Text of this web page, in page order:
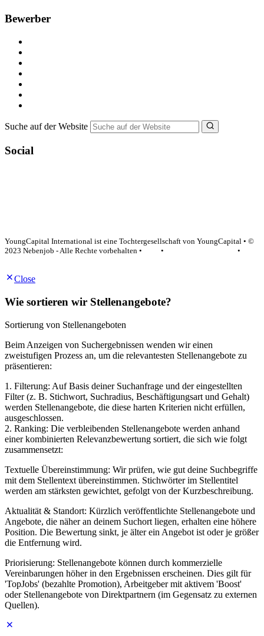
Bewerber
Suche auf der Website
Social
YoungCapital International ist eine Tochtergesellschaft von YoungCapital • ©
2023 Nebenjob - Alle Rechte vorbehalten •
•
•
Close
Wie sortieren wir Stellenangebote?
Sortierung von Stellenangeboten
Beim Anzeigen von Suchergebnissen wenden wir einen
zweistufigen Prozess an, um die relevantesten Stellenangebote zu
präsentieren:
1. Filterung: Auf Basis deiner Suchanfrage und der eingestellten
Filter (z. B. Stichwort, Suchradius, Beschäftigungsart und Gehalt)
werden Stellenangebote, die diese harten Kriterien nicht erfüllen,
ausgeschlossen.
2. Ranking: Die verbleibenden Stellenangebote werden anhand
einer kombinierten Relevanzbewertung sortiert, die sich wie folgt
zusammensetzt:
Textuelle Übereinstimmung: Wir prüfen, wie gut deine Suchbegriffe
mit dem Stellentext übereinstimmen. Stichwörter im Stellentitel
werden am stärksten gewichtet, gefolgt von der Kurzbeschreibung.
Aktualität & Standort: Kürzlich veröffentlichte Stellenangebote und
Angebote, die näher an deinem Suchort liegen, erhalten eine höhere
Position. Die Bewertung sinkt, je älter ein Angebot ist oder je größer
die Entfernung wird.
Priorisierung: Stellenangebote können durch kommerzielle
Vereinbarungen höher in den Ergebnissen erscheinen. Dies gilt für
'TopJobs' (bezahlte Promotion), Arbeitgeber mit aktivem 'Boost'
oder Stellenangebote von Direktpartnern (im Gegensatz zu externen
Quellen).